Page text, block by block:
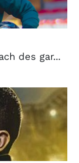
des gar...